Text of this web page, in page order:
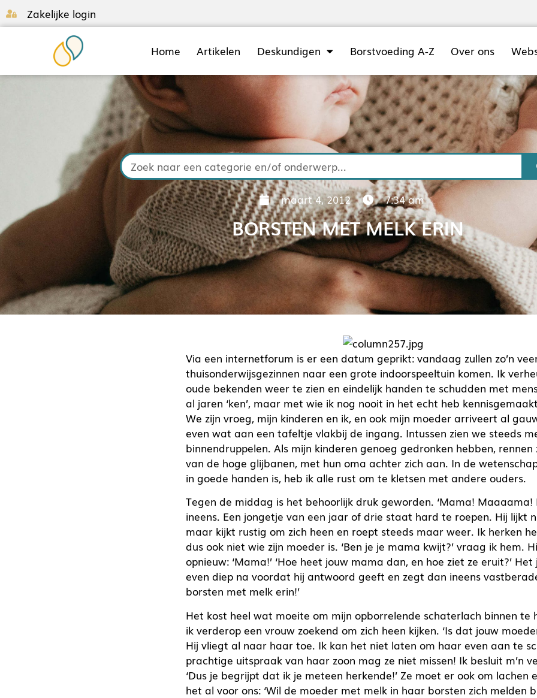
Zakelijke login
Home Artikelen Deskundigen Borstvoeding A-Z Over ons
maart 4, 2012 7:34 am
BORSTEN MET MELK ERIN
Via een internetforum is er een datum geprikt: vandaag zullen zo’n
thuisonderwijsgezinnen naar een grote indoorspeeltuin komen. Ik
oude bekenden weer te zien en eindelijk handen te schudden met
al jaren ‘ken’, maar met wie ik nog nooit in het echt heb
We zijn vroeg, mijn kinderen en ik, en ook mijn moeder arriveert al
even wat aan een tafeltje vlakbij de ingang. Intussen zien we steeds
binnendruppelen. Als mijn kinderen genoeg gedronken hebben,
van de hoge glijbanen, met hun oma achter zich aan. In de
in goede handen is, heb ik alle rust om te kletsen met andere ouders.
Tegen de middag is het behoorlijk druk geworden. ‘Mama! Maaaama!
ineens. Een jongetje van een jaar of drie staat hard te roepen. Hij lijkt
maar kijkt rustig om zich heen en roept steeds maar weer. Ik herken
dus ook niet wie zijn moeder is. ‘Ben je je mama kwijt?’ vraag ik hem.
opnieuw: ‘Mama!’ ‘Hoe heet jouw mama dan, en hoe ziet ze eruit?’
even diep na voordat hij antwoord geeft en zegt dan ineens
borsten met melk erin!’
Het kost heel wat moeite om mijn opborrelende schaterlach binnen te
ik verderop een vrouw zoekend om zich heen kijken. ‘Is dat jouw
Hij vliegt al naar haar toe. Ik kan het niet laten om haar even aan te
prachtige uitspraak van haar zoon mag ze niet missen! Ik besluit m’n
‘Dus je begrijpt dat ik je meteen herkende!’ Ze moet er ook om lachen
het al voor ons: ‘Wil de moeder met melk in haar borsten zich melden